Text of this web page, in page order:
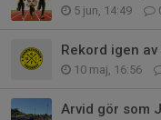
5 jun, 14:49
Rekord igen
10 maj, 16:56
Arvid gör som